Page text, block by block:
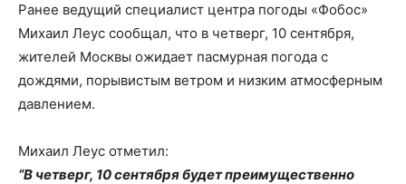
Ранее ведущий специалист центра погоды «Фобос»
Михаил Леус сообщал, что в четверг, 10 сентября,
жителей Москвы ожидает пасмурная погода с
дождями, порывистым ветром и низким атмосферным
давлением.
Михаил Леус отметил:
“В четверг, 10 сентября будет преимущественно